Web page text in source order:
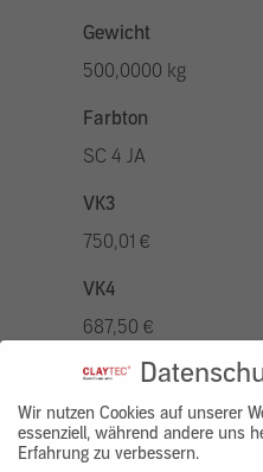
Gewicht
500,0000 kg
Farbton
SC 4 JA
VK3
750,01 €
VK4
687,50 €
VK5
875,01 €
VK7
Wir nutzen Cookies auf unserer
essenziell, während andere uns
Erfahrung zu verbessern.